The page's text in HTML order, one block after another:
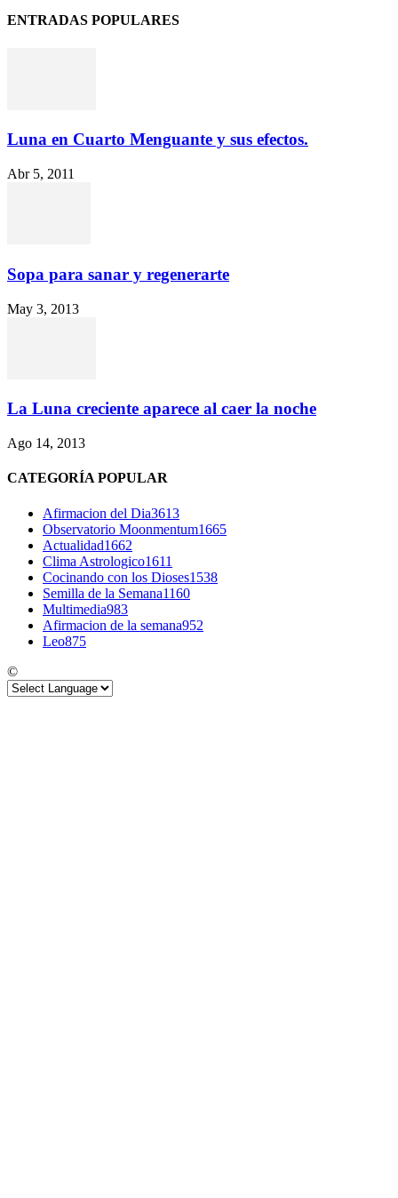
ENTRADAS POPULARES
Luna en Cuarto Menguante y sus efectos.
Abr 5, 2011
Sopa para sanar y regenerarte
May 3, 2013
La Luna creciente aparece al caer la noche
Ago 14, 2013
CATEGORÍA POPULAR
Afirmacion del Dia3613
Observatorio Moonmentum1665
Actualidad1662
Clima Astrologico1611
Cocinando con los Dioses1538
Semilla de la Semana1160
Multimedia983
Afirmacion de la semana952
Leo875
©